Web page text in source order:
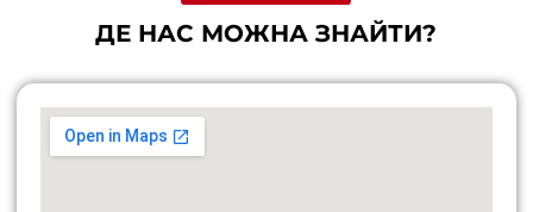
ДЕ НАС МОЖНА ЗНАЙТИ?